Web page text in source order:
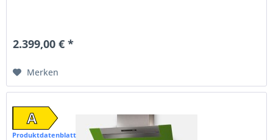
2.399,00 € *
Merken
A
Produktdatenblatt